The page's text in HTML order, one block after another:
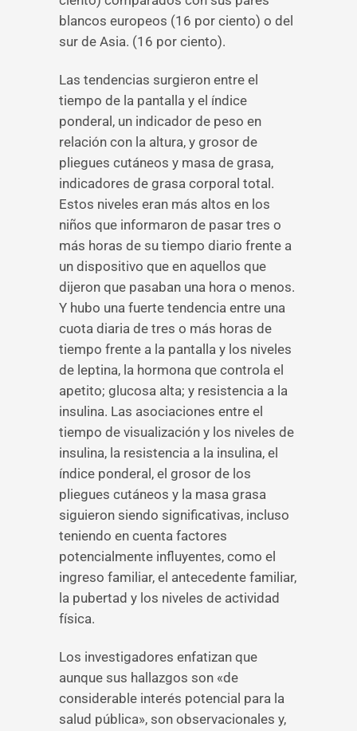
blancos europeos (16 por ciento) o del
sur de Asia. (16 por ciento).
Las tendencias surgieron entre el
tiempo de la pantalla y el índice
ponderal, un indicador de peso en
relación con la altura, y grosor de
pliegues cutáneos y masa de grasa,
indicadores de grasa corporal total.
Estos niveles eran más altos en los
niños que informaron de pasar tres o
más horas de su tiempo diario frente a
un dispositivo que en aquellos que
dijeron que pasaban una hora o menos.
Y hubo una fuerte tendencia entre una
cuota diaria de tres o más horas de
tiempo frente a la pantalla y los niveles
de leptina, la hormona que controla el
apetito; glucosa alta; y resistencia a la
insulina. Las asociaciones entre el
tiempo de visualización y los niveles de
insulina, la resistencia a la insulina, el
índice ponderal, el grosor de los
pliegues cutáneos y la masa grasa
siguieron siendo significativas, incluso
teniendo en cuenta factores
potencialmente influyentes, como el
ingreso familiar, el antecedente familiar,
la pubertad y los niveles de actividad
física.
Los investigadores enfatizan que
aunque sus hallazgos son «de
considerable interés potencial para la
salud pública», son observacionales y,